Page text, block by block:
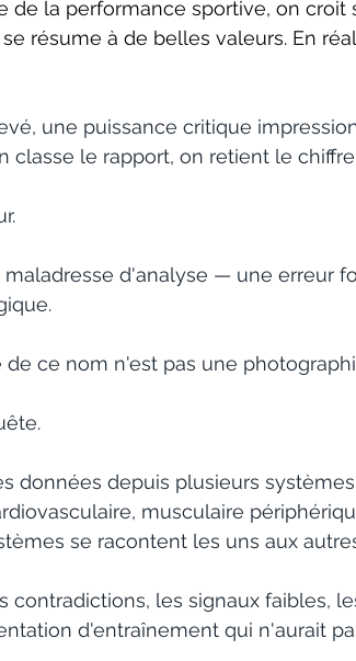
cadence
de la performance sportive, on croit
résume à de belles valeurs. En
une puissance critique
classe le rapport, on retient le
maladresse d'analyse — une erreur
de ce nom n'est pas une
données depuis plusieurs
musculaire
se racontent les uns aux
contradictions, les signaux faibles,
d'entraînement qui n'aurait